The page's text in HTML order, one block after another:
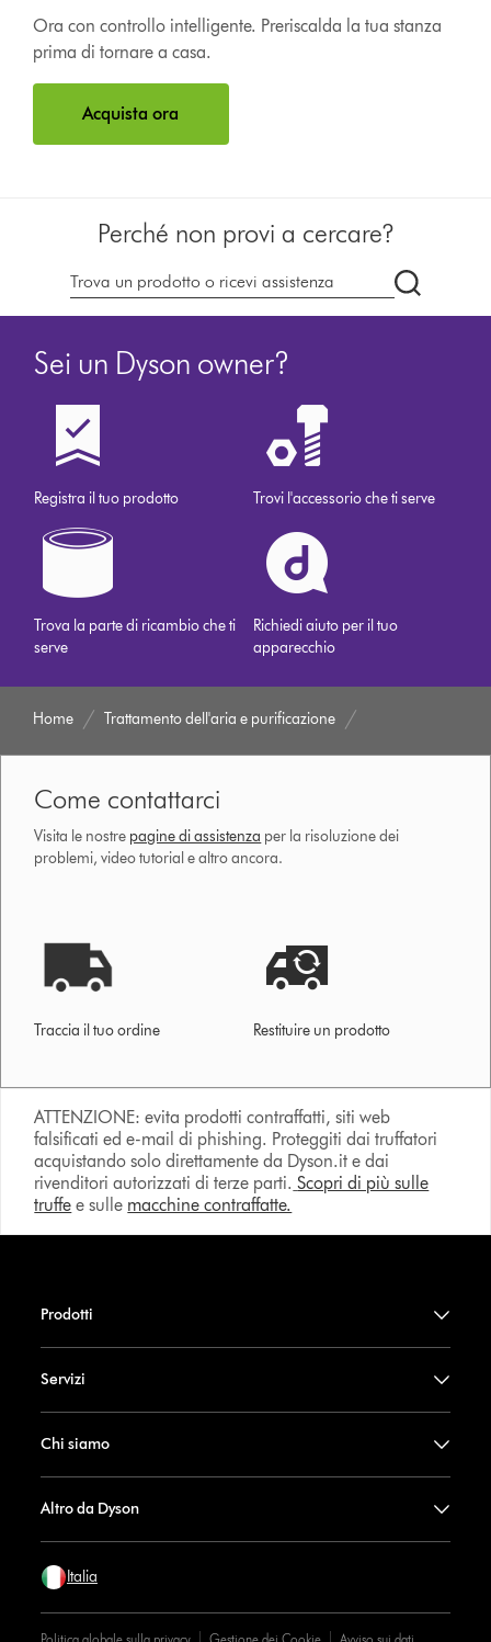
Ora con controllo intelligente. Preriscalda la tua stanza
prima di tornare a casa.
Acquista ora
Perché non provi a cercare?
Cerca
su
Sei un Dyson owner?
Registra il tuo prodotto Trovi l'accessorio che ti serve
Trova la parte di ricambio che ti
serve
Richiedi aiuto per il tuo
apparecchio
Home Trattamento dell'aria e purificazione
Come contattarci
Visita le nostre pagine di assistenza per la risoluzione dei
problemi, video tutorial e altro ancora.
Traccia il tuo ordine Restituire un prodotto
ATTENZIONE: evita prodotti contraffatti, siti web
falsificati ed e-mail di phishing. Proteggiti dai truffatori
acquistando solo direttamente da Dyson.it e dai
rivenditori autorizzati di terze parti. Scopri di più sulle
truffe e sulle macchine contraffatte.
Prodotti
Servizi
Chi siamo
Altro da Dyson
Italia